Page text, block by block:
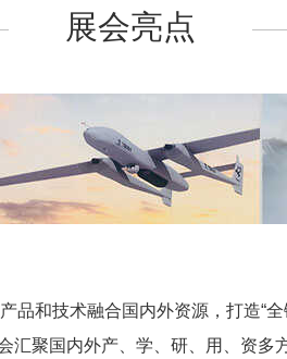
展会亮点
品和技术融合国内外资源，打造“
汇聚国内外产、学、研、用、资多